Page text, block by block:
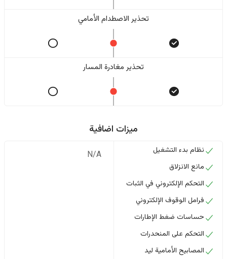
تحذير الاصطدام الأمامي
تحذير مغادرة المسار
ميزات اضافية
نظام بدء التشغيل
مانع الانزلاق
التحكم الإلكتروني في الثبات
فرامل الوقوف الإلكتروني
حساسات ضغط الإطارات
التحكم على المنحدرات
المصابيح الأمامية ليد
N/A